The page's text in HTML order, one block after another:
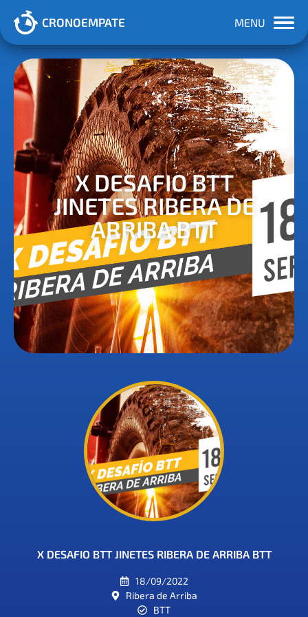
CRONOEMPATE MENU
X DESAFIO BTT
JINETES RIBERA DE
ARRIBA BTT
X DESAFIO BTT JINETES RIBERA DE ARRIBA BTT
18/09/2022
Ribera de Arriba
BTT